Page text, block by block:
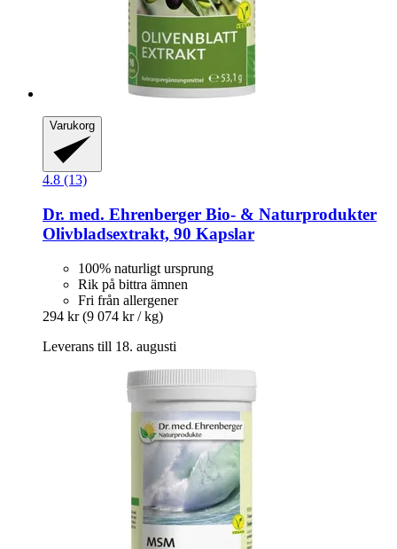
Varukorg
4.8 (13)
Dr. med. Ehrenberger Bio- & Naturprodukter
Olivbladsextrakt, 90 Kapslar
100% naturligt ursprung
Rik på bittra ämnen
Fri från allergener
294 kr (9 074 kr / kg)
Leverans till 18. augusti